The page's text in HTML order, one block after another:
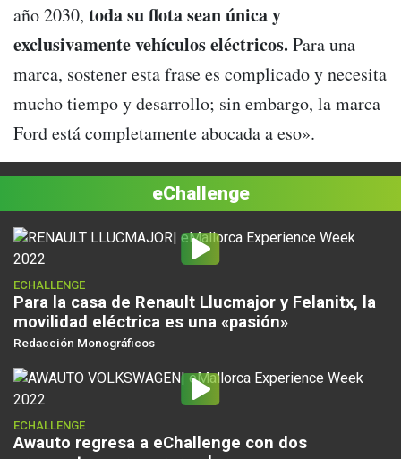
año 2030, toda su flota sean única y
exclusivamente vehículos eléctricos. Para una
marca, sostener esta frase es complicado y necesita
mucho tiempo y desarrollo; sin embargo, la marca
Ford está completamente abocada a eso».
eChallenge
ECHALLENGE
Para la casa de Renault Llucmajor y Felanitx, la
movilidad eléctrica es una «pasión»
Redacción Monográficos
ECHALLENGE
Awauto regresa a eChallenge con dos